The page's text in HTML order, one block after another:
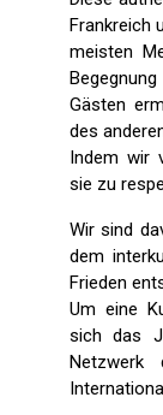
Frankreich
meisten
Gästen
des
Indem wir
sie zu
Wir sind
dem
Frieden
Um eine
sich das
Netzwerk